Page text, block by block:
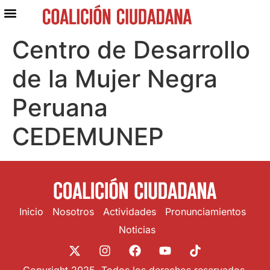
Centro de Desarrollo
de la Mujer Negra
Peruana
CEDEMUNEP
Inicio Nosotros Actividades
Pronunciamientos
Noticias